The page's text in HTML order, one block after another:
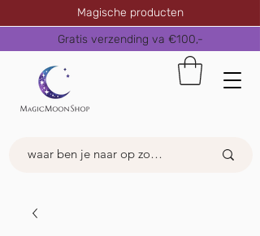
Magische producten
Gratis verzending va €100,-